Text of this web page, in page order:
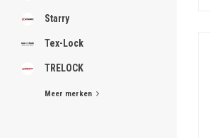
Starry
Tex-Lock
TRELOCK
Meer merken